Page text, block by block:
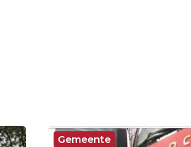
Gemeente